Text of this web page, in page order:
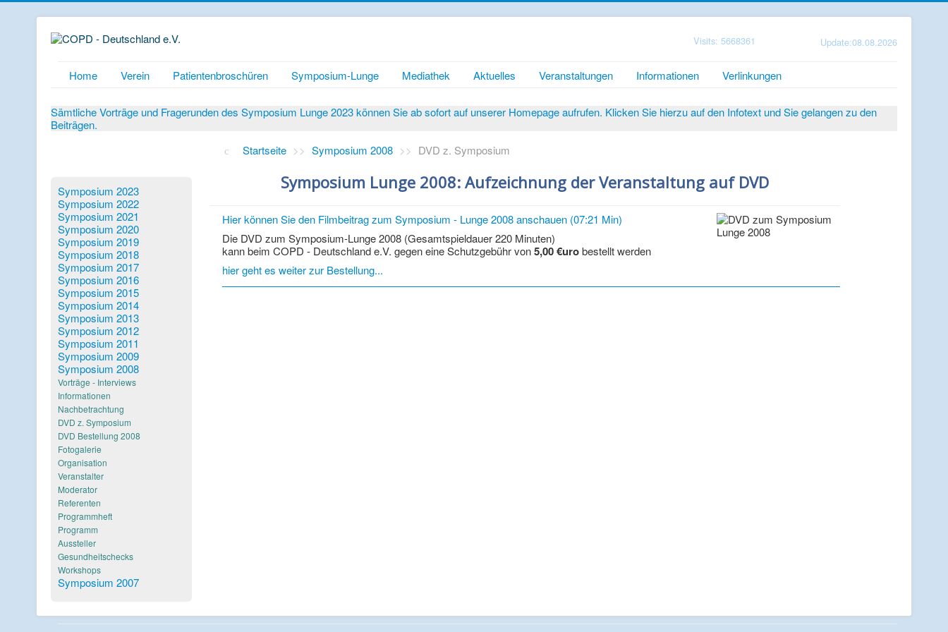
Visits: 5668361 Update:08.08.2026
Home Verein Patientenbroschüren Symposium-Lunge Mediathek Aktuelles Veranstaltungen Informationen Verlinkungen
Sämtliche Vorträge und Fragerunden des Symposium Lunge 2023 können Sie ab sofort auf unserer Homepage aufrufen. Klicken Sie hierzu auf den Infotext und Sie gelangen zu den
Beiträgen.
Symposium 2023
Symposium 2022
Symposium 2021
Symposium 2020
Symposium 2019
Symposium 2018
Symposium 2017
Symposium 2016
Symposium 2015
Symposium 2014
Symposium 2013
Symposium 2012
Symposium 2011
Symposium 2009
Symposium 2008
Vorträge - Interviews
Informationen
Nachbetrachtung
DVD z. Symposium
DVD Bestellung 2008
Fotogalerie
Organisation
Veranstalter
Moderator
Referenten
Programmheft
Programm
Aussteller
Gesundheitschecks
Workshops
Symposium 2007
Startseite >> Symposium 2008 >> DVD z. Symposium
Symposium Lunge 2008: Aufzeichnung der Veranstaltung auf DVD
Hier können Sie den Filmbeitrag zum Symposium - Lunge 2008 anschauen (07:21 Min)
Die DVD zum Symposium-Lunge 2008 (Gesamtspieldauer 220 Minuten)
kann beim COPD - Deutschland e.V. gegen eine Schutzgebühr von5,00 €urobestellt werden
hier geht es weiter zur Bestellung...